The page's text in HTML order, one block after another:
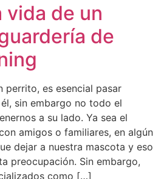
vida de un
de
perrito, es esencial pasar
sin embargo no todo el
a su lado. Ya sea el
amigos o familiares, en algún
dejar a nuestra mascota y eso
preocupación. Sin embargo,
como […]